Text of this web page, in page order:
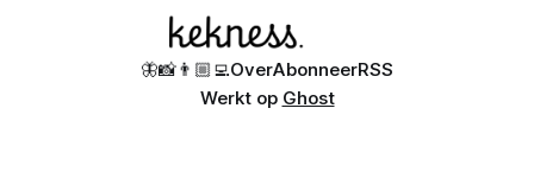
🦋📸👨🏼‍💻OverAbonneerRSS
Werkt op Ghost